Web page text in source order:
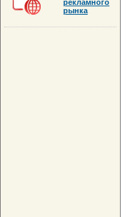
рекламного
рынка